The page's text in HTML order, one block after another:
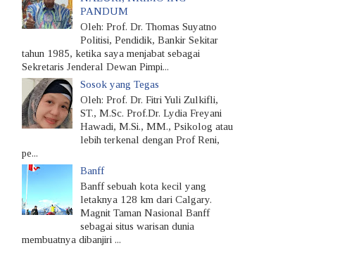
PANDUM
Oleh: Prof. Dr. Thomas Suyatno
Politisi, Pendidik, Bankir Sekitar
tahun 1985, ketika saya menjabat sebagai
Sekretaris Jenderal Dewan Pimpi...
Sosok yang Tegas
Oleh: Prof. Dr. Fitri Yuli Zulkifli,
ST., M.Sc. Prof.Dr. Lydia Freyani
Hawadi, M.Si., MM., Psikolog atau
lebih terkenal dengan Prof Reni,
pe...
Banff
Banff sebuah kota kecil yang
letaknya 128 km dari Calgary.
Magnit Taman Nasional Banff
sebagai situs warisan dunia
membuatnya dibanjiri ...